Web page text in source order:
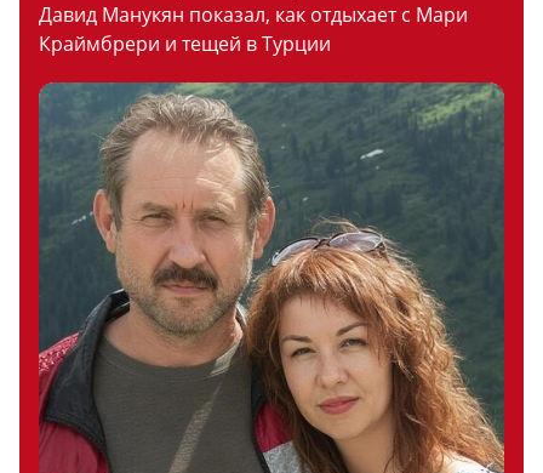
Давид Манукян показал, как отдыхает с Мари
Краймбрери и тещей в Турции